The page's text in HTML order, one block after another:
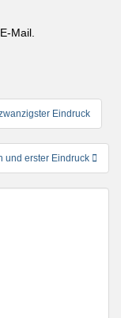
Mail.
Eindruck
und erster Eindruck